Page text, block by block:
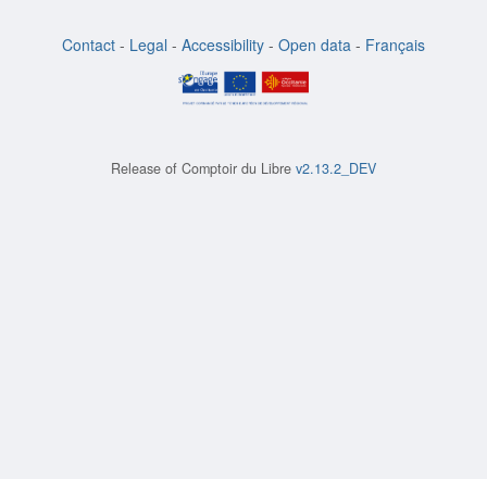
Contact - Legal - Accessibility - Open data - Français
Release of Comptoir du Libre v2.13.2_DEV